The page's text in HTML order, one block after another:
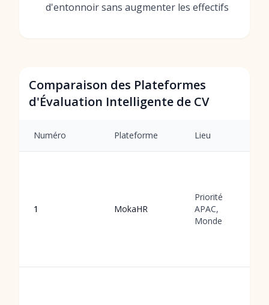
d'entonnoir sans augmenter les effectifs
Comparaison des Plateformes
d'Évaluation Intelligente de CV
Numéro Plateforme Lieu
1 MokaHR
Priorité
APAC,
Monde